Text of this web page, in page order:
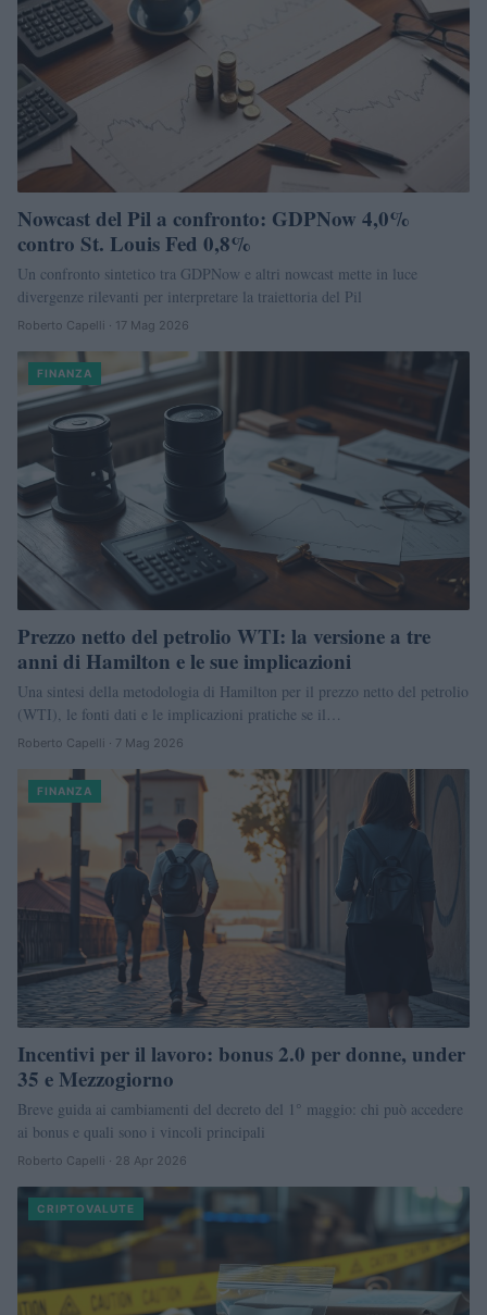
Nowcast del Pil a confronto: GDPNow 4,0%
contro St. Louis Fed 0,8%
Un confronto sintetico tra GDPNow e altri nowcast mette in luce
divergenze rilevanti per interpretare la traiettoria del Pil
Roberto Capelli · 17 Mag 2026
FINANZA
Prezzo netto del petrolio WTI: la versione a tre
anni di Hamilton e le sue implicazioni
Una sintesi della metodologia di Hamilton per il prezzo netto del petrolio
(WTI), le fonti dati e le implicazioni pratiche se il…
Roberto Capelli · 7 Mag 2026
FINANZA
Incentivi per il lavoro: bonus 2.0 per donne, under
35 e Mezzogiorno
Breve guida ai cambiamenti del decreto del 1° maggio: chi può accedere
ai bonus e quali sono i vincoli principali
Roberto Capelli · 28 Apr 2026
CRIPTOVALUTE